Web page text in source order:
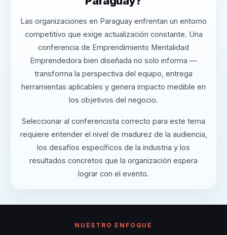
Las organizaciones en Paraguay enfrentan un entorno
competitivo que exige actualización constante. Una
conferencia de Emprendimiento Mentalidad
Emprendedora bien diseñada no solo informa —
transforma la perspectiva del equipo, entrega
herramientas aplicables y genera impacto medible en
los objetivos del negocio.
Seleccionar al conferencista correcto para este tema
requiere entender el nivel de madurez de la audiencia,
los desafíos específicos de la industria y los
resultados concretos que la organización espera
lograr con el evento.
NUESTRO ENFOQUE